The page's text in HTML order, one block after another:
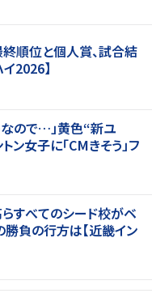
順位と個人賞、試合結
2026】
なので…」黄色“新ユ
ン女子に「CMきそう」フ
すべてのシード校がベ
負の行方は【近畿イン